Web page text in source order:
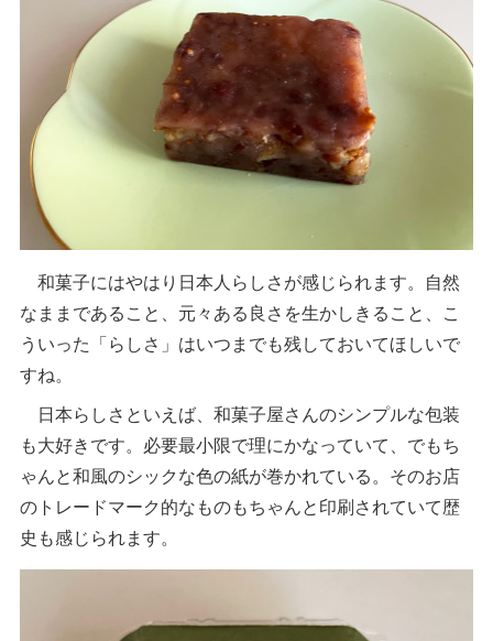
和菓子にはやはり日本人らしさが感じられます。自然
なままであること、元々ある良さを生かしきること、こ
ういった「らしさ」はいつまでも残しておいてほしいで
すね。
日本らしさといえば、和菓子屋さんのシンプルな包装
も大好きです。必要最小限で理にかなっていて、でもち
ゃんと和風のシックな色の紙が巻かれている。そのお店
のトレードマーク的なものもちゃんと印刷されていて歴
史も感じられます。